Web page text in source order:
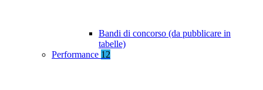
Bandi di concorso (da pubblicare in
tabelle)
Performance 12